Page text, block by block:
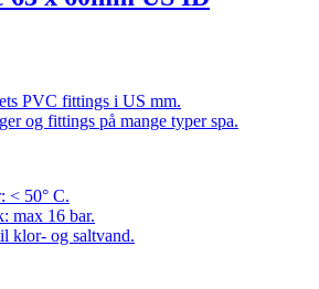
PVC fittings i US mm.
og fittings på mange typer spa.
< 50° C.
max 16 bar.
klor- og saltvand.